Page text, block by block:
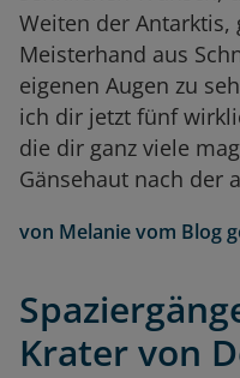
Weiten der
Meisterhand aus
eigenen Augen zu
ich dir jetzt fünf
die dir ganz viele
Gänsehaut nach der
von Melanie vom Blog
Krater von